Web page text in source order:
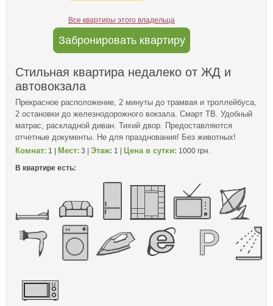
Все квартиры этого владельца
Забронировать квартиру
Стильная квартира недалеко от ЖД и
автовокзала
Прекрасное расположение, 2 минуты до трамвая и троллейбуса,
2 остановки до железнодорожного вокзала. Смарт ТВ. Удобный
матрас, раскладной диван. Тихий двор. Предоставляются
отчетные документы. Не для празднования! Без животных!
Комнат: 1 | Мест: 3 | Этаж: 1 | Цена в сутки: 1000 грн.
В квартире есть: